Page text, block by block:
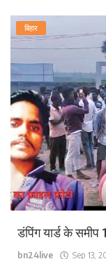
बिहार
डंपिंग यार्ड के
bn24live Sep 13,